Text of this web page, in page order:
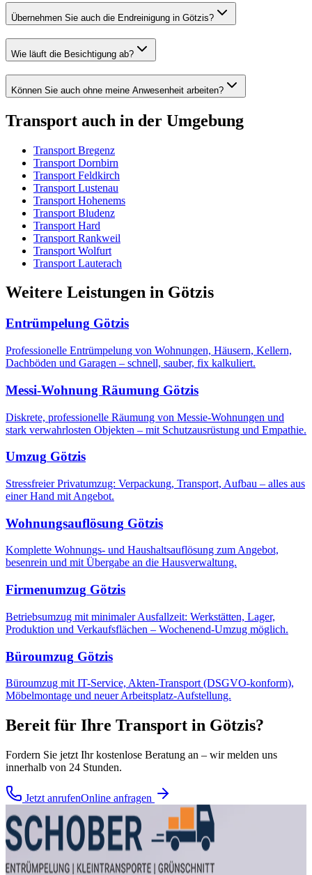
Übernehmen Sie auch die Endreinigung in Götzis?
Wie läuft die Besichtigung ab?
Können Sie auch ohne meine Anwesenheit arbeiten?
Transport auch in der Umgebung
Transport Bregenz
Transport Dornbirn
Transport Feldkirch
Transport Lustenau
Transport Hohenems
Transport Bludenz
Transport Hard
Transport Rankweil
Transport Wolfurt
Transport Lauterach
Weitere Leistungen in Götzis
Entrümpelung Götzis
Professionelle Entrümpelung von Wohnungen, Häusern, Kellern,
Dachböden und Garagen – schnell, sauber, fix kalkuliert.
Messi-Wohnung Räumung Götzis
Diskrete, professionelle Räumung von Messie-Wohnungen und
stark verwahrlosten Objekten – mit Schutzausrüstung und Empathie.
Umzug Götzis
Stressfreier Privatumzug: Verpackung, Transport, Aufbau – alles aus
einer Hand mit Angebot.
Wohnungsauflösung Götzis
Komplette Wohnungs- und Haushaltsauflösung zum Angebot,
besenrein und mit Übergabe an die Hausverwaltung.
Firmenumzug Götzis
Betriebsumzug mit minimaler Ausfallzeit: Werkstätten, Lager,
Produktion und Verkaufsflächen – Wochenend-Umzug möglich.
Büroumzug Götzis
Büroumzug mit IT-Service, Akten-Transport (DSGVO-konform),
Möbelmontage und neuer Arbeitsplatz-Aufstellung.
Bereit für Ihre Transport in Götzis?
Fordern Sie jetzt Ihr kostenlose Beratung an – wir melden uns
innerhalb von 24 Stunden.
Jetzt anrufenOnline anfragen